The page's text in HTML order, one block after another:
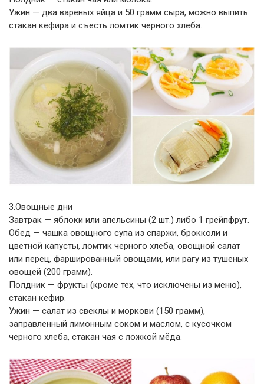
Ужин — два вареных яйца и 50 грамм сыра, можно выпить
стакан кефира и съесть ломтик черного хлеба.
3.Овощные дни
Завтрак — яблоки или апельсины (2 шт.) либо 1 грейпфрут.
Обед — чашка овощного супа из спаржи, брокколи и
цветной капусты, ломтик черного хлеба, овощной салат
или перец, фаршированный овощами, или рагу из тушеных
овощей (200 грамм).
Полдник — фрукты (кроме тех, что исключены из меню),
стакан кефир.
Ужин — салат из свеклы и моркови (150 грамм),
заправленный лимонным соком и маслом, с кусочком
черного хлеба, стакан чая с ложкой мёда.